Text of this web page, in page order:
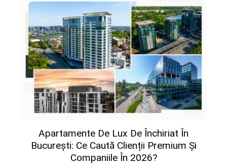
Apartamente De Lux De Închiriat În
București: Ce Caută Clienții Premium Și
Companiile În 2026?